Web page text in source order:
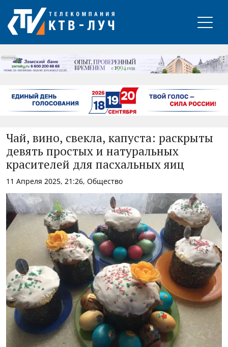
РЕКЛАМА
Чай, вино, свекла, капуста: раскрыты
девять простых и натуральных
красителей для пасхальных яиц
11 Апреля 2025, 21:26, Общество